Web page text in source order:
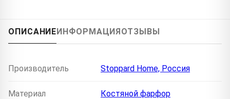
ОПИСАНИЕИНФОРМАЦИЯОТЗЫВЫ
Производитель Stoppard Home, Россия
Материал Костяной фарфор